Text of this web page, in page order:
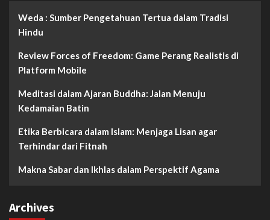
Weda : Sumber Pengetahuan Tertua dalam Tradisi
Hindu
Review Forces of Freedom: Game Perang Realistis di
Platform Mobile
Meditasi dalam Ajaran Buddha: Jalan Menuju
Kedamaian Batin
Etika Berbicara dalam Islam: Menjaga Lisan agar
Terhindar dari Fitnah
Makna Sabar dan Ikhlas dalam Perspektif Agama
Archives